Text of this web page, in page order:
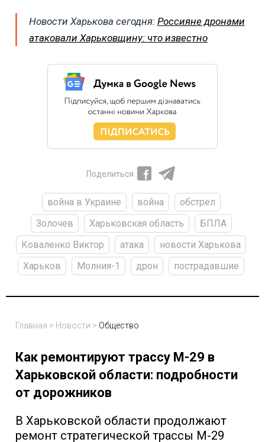
Новости Харькова сегодня: Россияне дронами
атаковали Харьковщину: что известно
Поделиться
война в Украине война
обстрел
Золочев
Харьковская область
БПЛА
Коваленко Виктор
атака
новости Харькова
Харьков
Молния-1 дрон пострадавшие
Главная > Новости > Общество
Как ремонтируют трассу М-29 в
Харьковской области: подробности
от дорожников
В Харьковской области продолжают
ремонт стратегической трассы М-29